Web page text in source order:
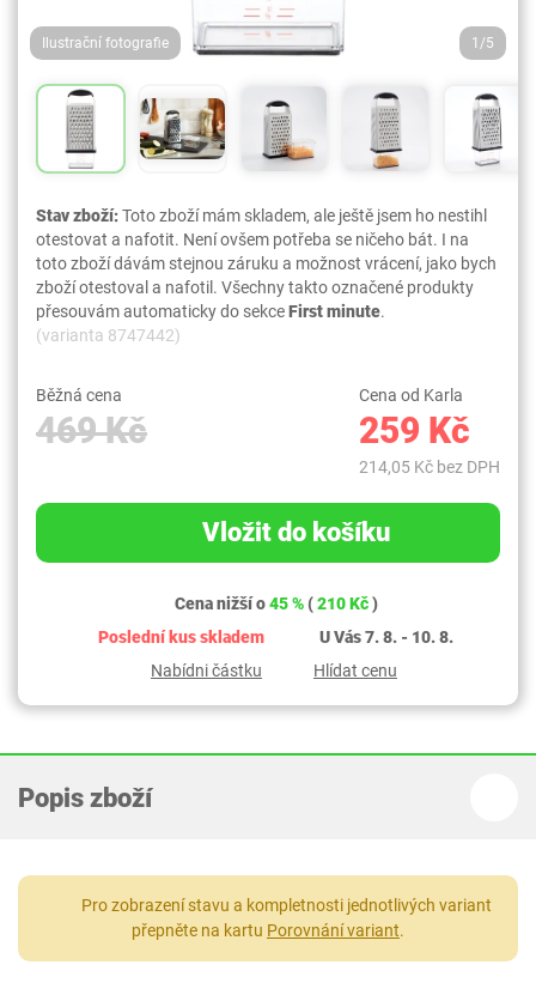
Ilustrační fotografie 1/5
Stav zboží:Toto zboží mám skladem, ale ještě jsem ho nestihl
otestovat a nafotit. Není ovšem potřeba se ničeho bát. I na
toto zboží dávám stejnou záruku a možnost vrácení, jako bych
zboží otestoval a nafotil. Všechny takto označené produkty
přesouvám automaticky do sekceFirst minute.
(varianta 8747442)
Běžná cena
469 Kč
Cena od Karla
259 Kč
214,05 Kč bez DPH
Vložit do košíku
Cena nižší o45 %(210 Kč)
Poslední kus skladem
U Vás 7. 8. - 10. 8.
Nabídni částku
Hlídat cenu
Popis zboží
Pro zobrazení stavu a kompletnosti jednotlivých variant
přepněte na kartu Porovnání variant.